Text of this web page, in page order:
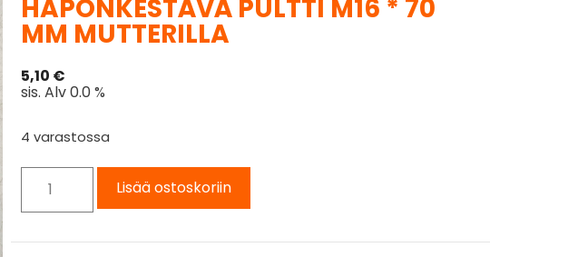
HAPONKESTÄVÄ PULTTI M16 * 70
MM MUTTERILLA
5,10 €
sis. Alv 0.0 %
4 varastossa
Lisää ostoskoriin